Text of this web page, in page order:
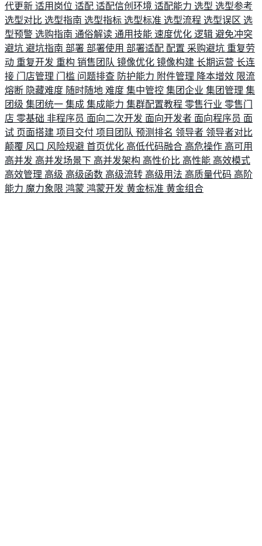
代更新 适用岗位 适配 适配信创环境 适配能力 选型 选型参考
选型对比 选型指南 选型指标 选型标准 选型流程 选型误区 选
型预警 选购指南 通俗解读 通用技能 速度优化 逻辑 避免冲突
避坑 避坑指南 部署 部署使用 部署适配 配置 采购避坑 重复劳
动 重复开发 重构 销售团队 镜像优化 镜像构建 长期运营 长连
接 门店管理 门槛 问题排查 防护能力 附件管理 降本增效 限流
熔断 隐藏难度 随时随地 难度 集中管控 集团企业 集团管理 集
团级 集团统一 集成 集成能力 集群配置教程 零售行业 零售门
店 零基础 非程序员 面向二次开发 面向开发者 面向程序员 面
试 页面搭建 项目交付 项目团队 预测排名 领导者 领导者对比
颠覆 风口 风险规避 首页优化 高低代码融合 高危操作 高可用
高并发 高并发场景下 高并发架构 高性价比 高性能 高效模式
高效管理 高级 高级函数 高级流转 高级用法 高质量代码 高阶
能力 魔力象限 鸿蒙 鸿蒙开发 黄金标准 黄金组合